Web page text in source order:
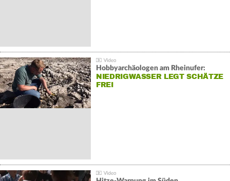
Hobbyarchäologen am Rheinufer:
NIEDRIGWASSER LEGT SCHÄTZE
FREI